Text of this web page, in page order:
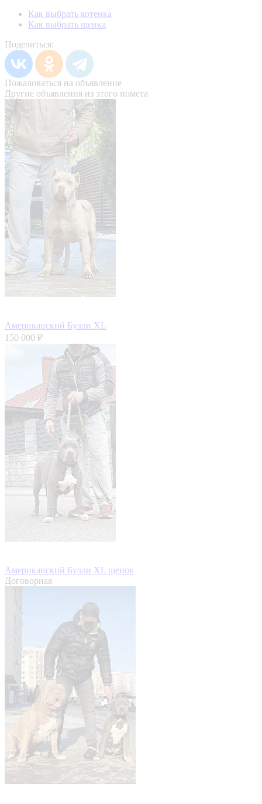
Как выбрать котенка
Как выбрать щенка
Поделиться:
Пожаловаться на объявление
Другие объявления из этого помета
Американский Булли XL
150 000 ₽
Американский Булли XL щенок
Договорная